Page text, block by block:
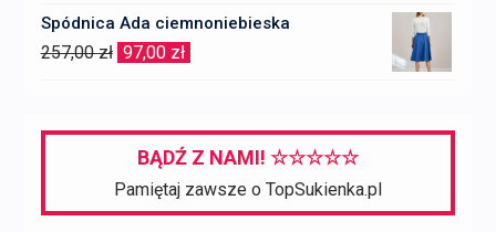
Spódnica Ada ciemnoniebieska
257,00zł Pierwotna
257,00 zł.
97,00 zł
BĄDŹ Z NAMI! ☆☆☆☆☆
Pamiętaj zawsze o TopSukienka.pl